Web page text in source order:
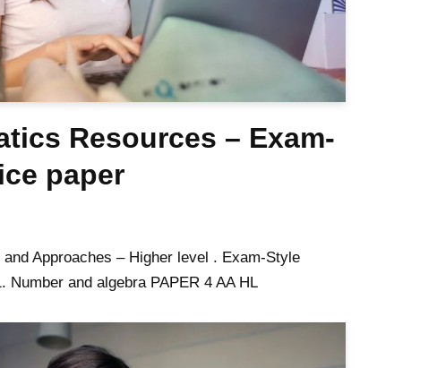
Resources – Exam-
paper
Approaches – Higher level . Exam-Style
Number and algebra PAPER 4 AA HL